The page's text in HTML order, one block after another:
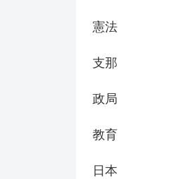
憲法
支那
政局
教育
日本